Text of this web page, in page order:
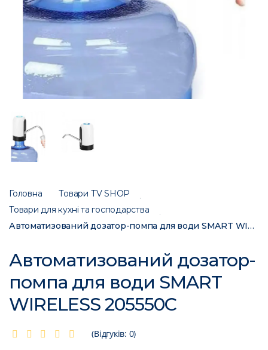
Головна
Товари ТV SHOP
Товари для кухні та господарства
Автоматизований дозатор-помпа для води SMART WIRELESS 205550C
Автоматизований дозатор-
помпа для води SMART
WIRELESS 205550C
(Відгуків: 0)